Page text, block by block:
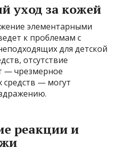
уход за кожей
элементарными
к проблемам с
для детской
отсутствие
— чрезмерное
— могут
реакции и